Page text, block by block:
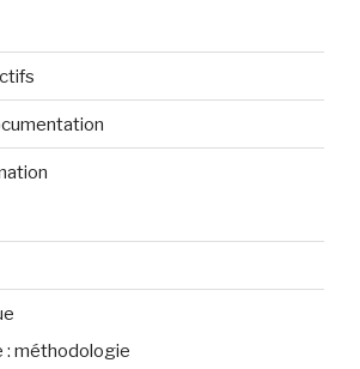
: méthodologie